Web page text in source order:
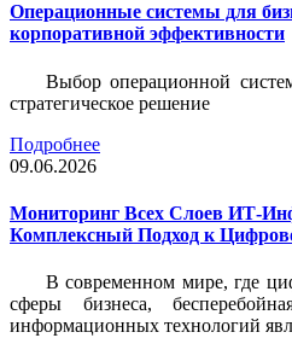
Операционные системы для
корпоративной эффективности
Выбор операционной
стратегическое решение
Подробнее
09.06.2026
Мониторинг Всех Слоев ИТ-
Комплексный Подход к
В современном мире, где
сферы бизнеса,
информационных технологий